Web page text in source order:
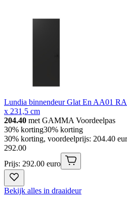
Lundia binnendeur Glat En AA01
x 231,5 cm
204.40 met GAMMA Voordeelpas
30% korting30% korting
30% korting, voordeelprijs: 204.40
292.00
Prijs: 292.00 euro
Bekijk alles in draaideur